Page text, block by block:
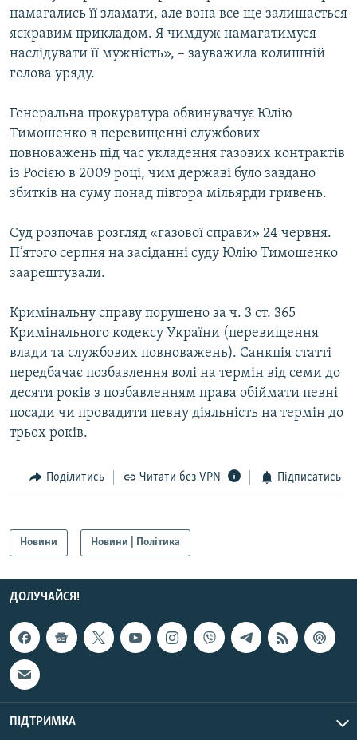
намагались її зламати, але вона все ще залишається
яскравим прикладом. Я чимдуж намагатимуся
наслідувати її мужність», – зауважила колишній
голова уряду.
Генеральна прокуратура обвинувачує Юлію
Тимошенко в перевищенні службових
повноважень під час укладення газових контрактів
із Росією в 2009 році, чим державі було завдано
збитків на суму понад півтора мільярди гривень.
Суд розпочав розгляд «газової справи» 24 червня.
П’ятого серпня на засіданні суду Юлію Тимошенко
заарештували.
Кримінальну справу порушено за ч. 3 ст. 365
Кримінального кодексу України (перевищення
влади та службових повноважень). Санкція статті
передбачає позбавлення волі на термін від семи до
десяти років з позбавленням права обіймати певні
посади чи провадити певну діяльність на термін до
трьох років.
Поділитись Читати без VPN Підписатись
Новини Новини | Політика
ДОЛУЧАЙСЯ!
ПІДТРИМКА